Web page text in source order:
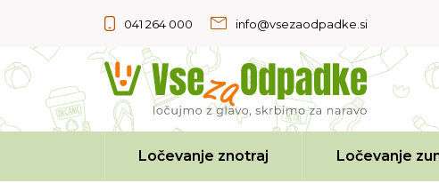
041 264 000 info@vsezaodpadke.si
Ločevanje znotraj Ločevanje